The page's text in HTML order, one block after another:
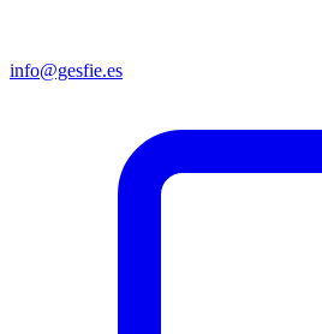
info@gesfie.es